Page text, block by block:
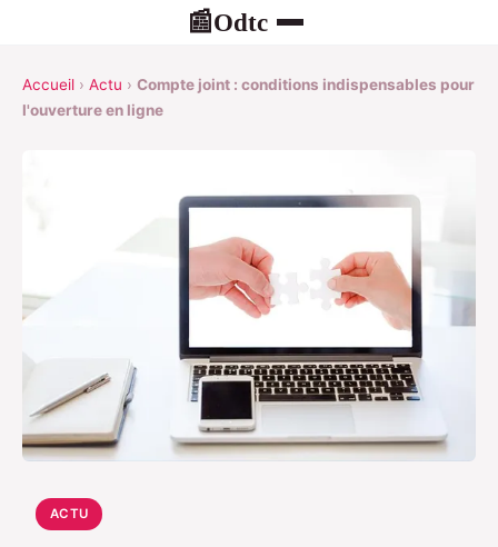
📰Odtc
Accueil › Actu › Compte joint : conditions indispensables pour
l'ouverture en ligne
ACTU